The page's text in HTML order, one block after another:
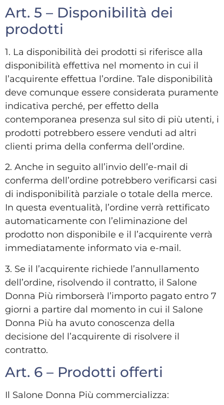
Art. 5 – Disponibilità dei
prodotti
1. La disponibilità dei prodotti si riferisce alla
disponibilità effettiva nel momento in cui il
l’acquirente effettua l’ordine. Tale disponibilità
deve comunque essere considerata puramente
indicativa perché, per effetto della
contemporanea presenza sul sito di più utenti, i
prodotti potrebbero essere venduti ad altri
clienti prima della conferma dell’ordine.
2. Anche in seguito all’invio dell’e-mail di
conferma dell’ordine potrebbero verificarsi casi
di indisponibilità parziale o totale della merce.
In questa eventualità, l’ordine verrà rettificato
automaticamente con l’eliminazione del
prodotto non disponibile e il l’acquirente verrà
immediatamente informato via e-mail.
3. Se il l’acquirente richiede l’annullamento
dell’ordine, risolvendo il contratto, il Salone
Donna Più rimborserà l’importo pagato entro 7
giorni a partire dal momento in cui il Salone
Donna Più ha avuto conoscenza della
decisione del l’acquirente di risolvere il
contratto.
Art. 6 – Prodotti offerti
Il Salone Donna Più commercializza: